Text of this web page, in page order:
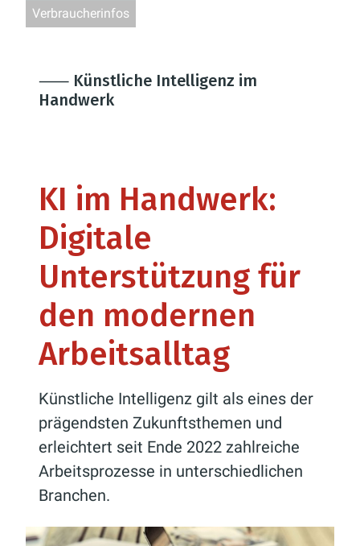
Verbraucherinfos
⸺ Künstliche Intelligenz im
Handwerk
KI im Handwerk:
Digitale
Unterstützung für
den modernen
Arbeitsalltag
Künstliche Intelligenz gilt als eines der
prägendsten Zukunftsthemen und
erleichtert seit Ende 2022 zahlreiche
Arbeitsprozesse in unterschiedlichen
Branchen.